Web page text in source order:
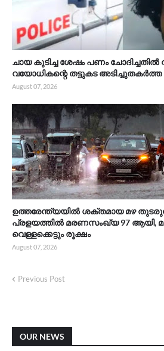
ചായ കുടിച്ച ശേഷം പണം ചോദിച്ചതിൽ
വയോധികന്റെ തട്ടുകട അടിച്ചുതകർത്ത
August 07, 2026
ഉത്തരേന്ത്യയിൽ ശക്തമായ മഴ
പ്രളയത്തിൽ മരണസംഖ്യ 97 ആയി,
വെള്ളക്കെട്ടും രൂക്ഷം
August 07, 2026
Previous Post
OUR NEWS